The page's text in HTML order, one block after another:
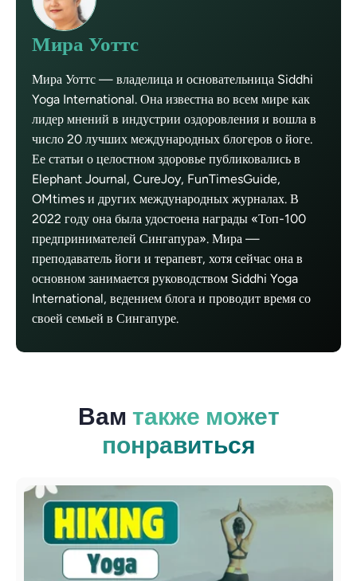
Мира Уоттс
Мира Уоттс — владелица и основательница Siddhi
Yoga International. Она известна во всем мире как
лидер мнений в индустрии оздоровления и вошла в
число 20 лучших международных блогеров о йоге.
Ее статьи о целостном здоровье публиковались в
Elephant Journal, CureJoy, FunTimesGuide,
OMtimes и других международных журналах. В
2022 году она была удостоена награды «Топ-100
предпринимателей Сингапура». Мира —
преподаватель йоги и терапевт, хотя сейчас она в
основном занимается руководством Siddhi Yoga
International, ведением блога и проводит время со
своей семьей в Сингапуре.
Вам также может
понравиться